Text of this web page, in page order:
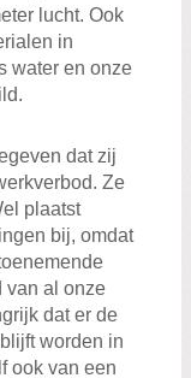
lucht. Ook
in
water en onze
dat zij
Ze
plaatst
bij, omdat
van al onze
dat er de
worden in
ook van een